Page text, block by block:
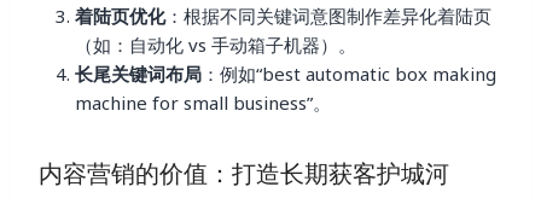
着陆页优化：根据不同关键词意图制作差异化着陆页
（如：自动化 vs 手动箱子机器）。
长尾关键词布局 ：例如“best automatic box making
machine for small business”。
内容营销的价值：打造长期获客护城河